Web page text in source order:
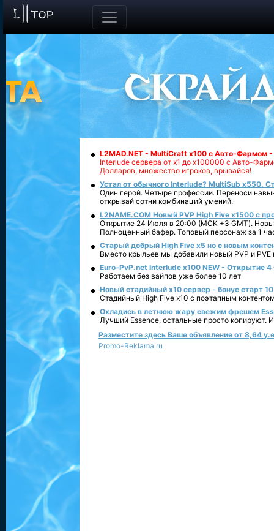
L2MAD.NET - MultiCraft x100 с Авто-Фармом
Interlude сервера от х1 до х100000 с Авто-
Долларов, множество игроков, врывайся!
Устал от обычного Interlude? MultiSub x550.
Один герой. Четыре профессии. Переноси
открывай сотни комбинаций умений.
L2NAME.COM Новый PVP High Five x1500 с
Открытие 24 Июля в 20:00 (МСК +3 GMT).
Полноценный бафер. Топовый персонаж за 1
Старый добрый High Five x5 но с новым
Вместо крыльев мы добавили новый PVP и PVE
Euro-PvP.net Interlude х100 NEW - Открытие 4
Работаем без вайпов уже более 10 лет
Новый стадийный х10 сервер - бонус старт
Стадийный High Five x10 с поэтапным
Охладись в летнюю жару свежим фрешем
Лучший Essence, остальные просто копируют.
Разместите здесь Ваше объявление от 8,64
Promo-Reklama.ru